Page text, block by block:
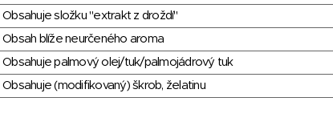
Obsahuje složku "extrakt z droždí"
Obsah blíže neurčeného aroma
Obsahuje palmový olej/tuk/palmojádrový tuk
Obsahuje (modifikovaný) škrob, želatinu